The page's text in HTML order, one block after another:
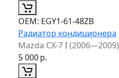
ОЕМ: EGY1-61-48ZB
Радиатор кондиционера
Mazda CX-7 I (2006—2009)
5 000р.